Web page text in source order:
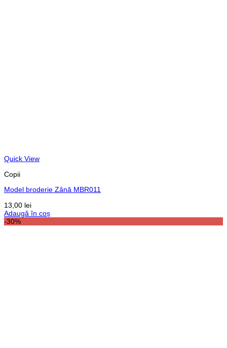
Quick View
Copii
Model broderie Zână MBR011
13,00 lei
Adaugă în coș
-30%